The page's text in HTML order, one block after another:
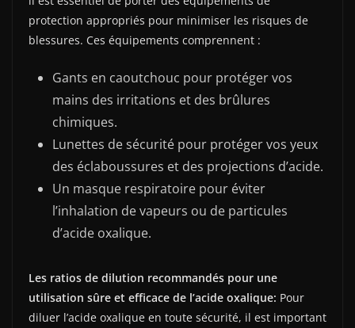
protection appropriés pour minimiser les risques de
blessures. Ces équipements comprennent :
Gants en caoutchouc pour protéger vos
mains des irritations et des brûlures
chimiques.
Lunettes de sécurité pour protéger vos yeux
des éclaboussures et des projections d’acide.
Un masque respiratoire pour éviter
l’inhalation de vapeurs ou de particules
d’acide oxalique.
Les ratios de dilution recommandés pour une
utilisation sûre et efficace de l’acide oxalique: Pour
diluer l’acide oxalique en toute sécurité, il est important